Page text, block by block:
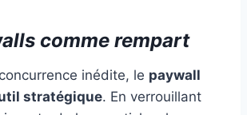
comme rempart
inédite, le paywall
stratégique. En verrouillant